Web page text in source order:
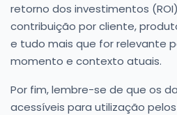
retorno dos investimentos
contribuição por cliente,
e tudo mais que for relevante
momento e contexto atuais.
Por fim, lembre-se de que os
acessíveis para utilização